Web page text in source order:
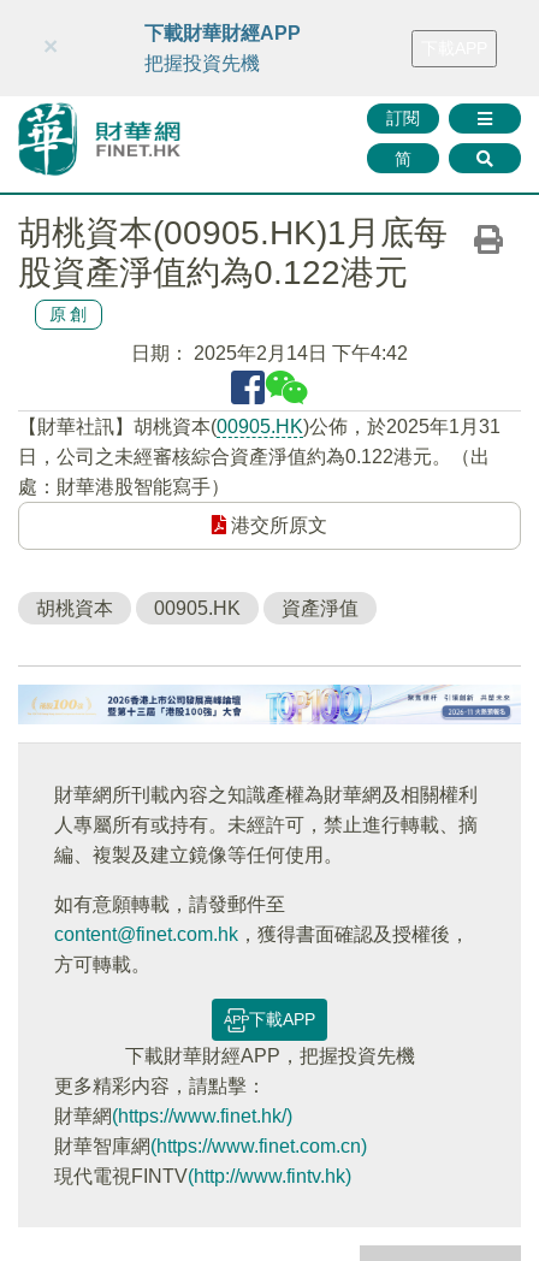
財華智庫網 FINTV FINMETA 財華證券 媒體矩陣
訂閱
简
×
下載財華財經APP
把握投資先機
胡桃資本(00905.HK)1月底每
股資產淨值約為0.122港元
原創
日期： 2025年2月14日 下午4:42
【財華社訊】胡桃資本(00905.HK)公佈，於2025年1月31
日，公司之未經審核綜合資產淨值約為0.122港元。（出
處：財華港股智能寫手）
港交所原文
胡桃資本 00905.HK 資產淨值
財華網所刊載內容之知識產權為財華網及相關權利
人專屬所有或持有。未經許可，禁止進行轉載、摘
編、複製及建立鏡像等任何使用。
如有意願轉載，請發郵件至
content@finet.com.hk ，獲得書面確認及授權後，
方可轉載。
下載APP
下載財華財經APP，把握投資先機
更多精彩内容，請點擊：
財華網(https://www.finet.hk/)
財華智庫網(https://www.finet.com.cn)
現代電視FINTV(http://www.fintv.hk)